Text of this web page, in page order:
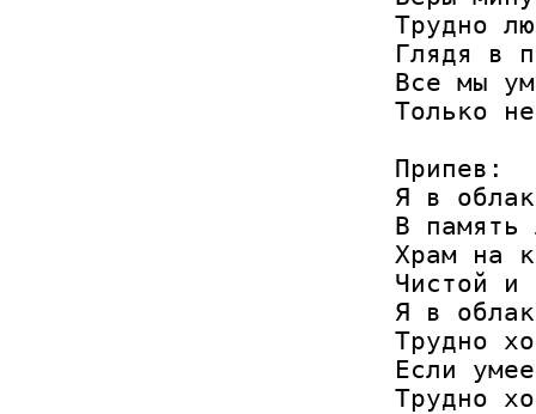
Трудно
Глядя в
Все мы
Только
Припев:
Я в
В память
Храм на
Чистой
Я в
Трудно
Если
Трудно